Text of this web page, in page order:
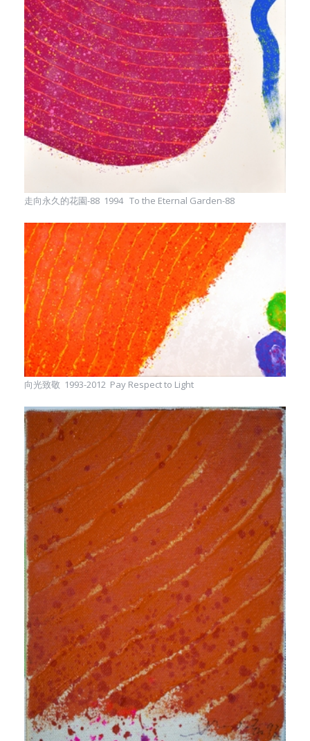
走向永久的花園-88 1994 To the Eternal Garden-88
向光致敬 1993-2012 Pay Respect to Light